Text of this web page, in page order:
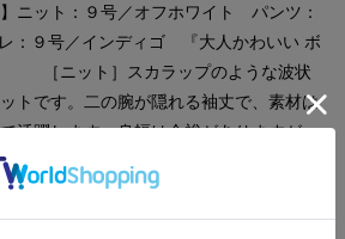
】ニット：９号／オフホワイト パンツ：
：９号／インディゴ 『大人かわいい ボ
［ニット］スカラップのような波状
トです。二の腕が隠れる袖丈で、素材は
活躍します。身幅は余裕がありますが、
。 ［パンツ］Maglieでは珍しいフルレン
です。ハイウエストなので足長効果抜群
スペンダー付きです。ウエストの後ろは